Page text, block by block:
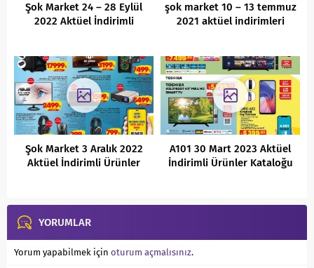
Şok Market 24 – 28 Eylül
2022 Aktüel İndirimli
şok market 10 – 13 temmuz
2021 aktüel indirimleri
Şok Market 3 Aralık 2022
Aktüel İndirimli Ürünler
A101 30 Mart 2023 Aktüel
İndirimli Ürünler Kataloğu
YORUMLAR
Yorum yapabilmek için oturum açmalısınız.